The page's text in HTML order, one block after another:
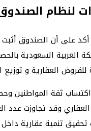
لنظام
على أن الصندوق
للقروض العقارية و
ثقة المواطنين
تنمية عقارية داخل